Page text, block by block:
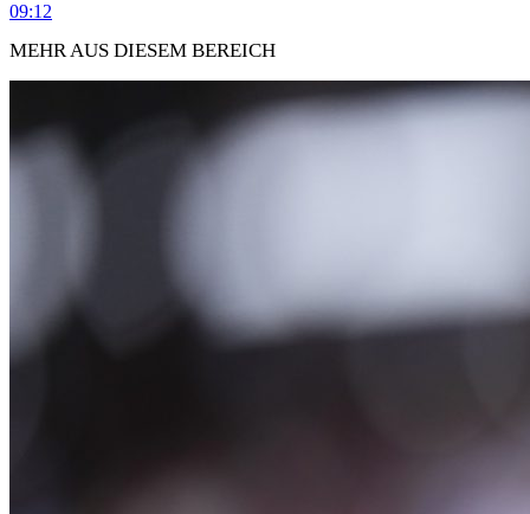
09:12
MEHR AUS DIESEM BEREICH